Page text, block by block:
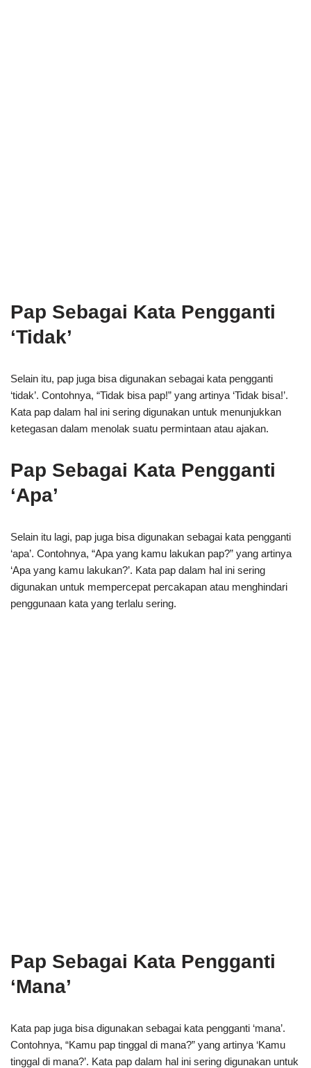
Pap Sebagai Kata Pengganti
‘Tidak’
Selain itu, pap juga bisa digunakan sebagai kata pengganti
‘tidak’. Contohnya, “Tidak bisa pap!” yang artinya ‘Tidak bisa!’.
Kata pap dalam hal ini sering digunakan untuk menunjukkan
ketegasan dalam menolak suatu permintaan atau ajakan.
Pap Sebagai Kata Pengganti
‘Apa’
Selain itu lagi, pap juga bisa digunakan sebagai kata pengganti
‘apa’. Contohnya, “Apa yang kamu lakukan pap?” yang artinya
‘Apa yang kamu lakukan?’. Kata pap dalam hal ini sering
digunakan untuk mempercepat percakapan atau menghindari
penggunaan kata yang terlalu sering.
Pap Sebagai Kata Pengganti
‘Mana’
Kata pap juga bisa digunakan sebagai kata pengganti ‘mana’.
Contohnya, “Kamu pap tinggal di mana?” yang artinya ‘Kamu
tinggal di mana?’. Kata pap dalam hal ini sering digunakan untuk